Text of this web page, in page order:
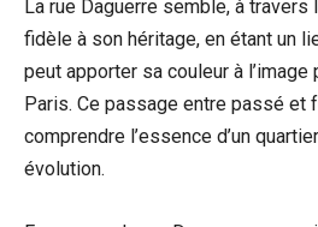
La rue Daguerre semble, à
fidèle à son héritage, en étant un
peut apporter sa couleur à
Paris. Ce passage entre passé
comprendre l’essence d’un
évolution.